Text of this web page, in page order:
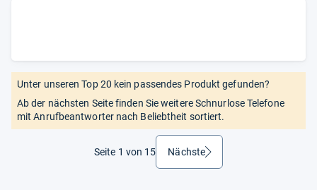
Unter unseren Top 20 kein passendes Produkt gefunden?
Ab der nächsten Seite finden Sie weitere Schnurlose Telefone
mit Anrufbeantworter nach Beliebtheit sortiert.
Seite 1 von 15 Nächsteweiter